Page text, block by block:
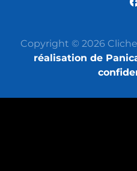
Copyright © 2026
réalisation de